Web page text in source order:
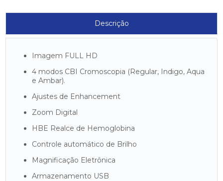
Descrição
Imagem FULL HD
4 modos CBI Cromoscopia (Regular, Indigo, Aqua
e Ambar).
Ajustes de Enhancement
Zoom Digital
HBE Realce de Hemoglobina
Controle automático de Brilho
Magnificação Eletrônica
Armazenamento USB